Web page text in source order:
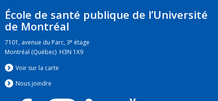
École de santé publique de l’Université
de Montréal
7101, avenue du Parc, 3e étage
Montréal (Québec) H3N 1X9
Voir sur la carte
Nous joindre